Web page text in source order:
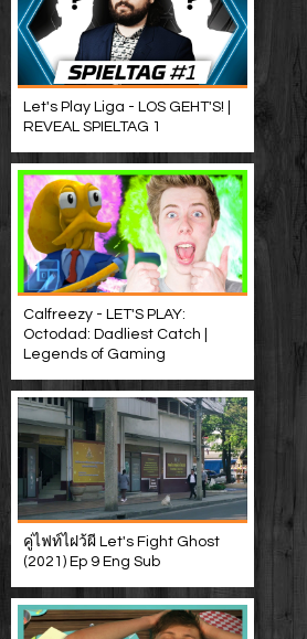
Let's Play Liga - LOS GEHT'S! |
REVEAL SPIELTAG 1
Calfreezy - LET'S PLAY:
Octodad: Dadliest Catch |
Legends of Gaming
คู่ไฟท์ไฝว้ผี Let's Fight Ghost
(2021) Ep 9 Eng Sub